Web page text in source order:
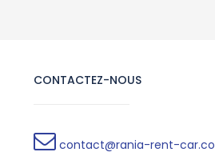
CONTACTEZ-NOUS
contact@rania-rent-